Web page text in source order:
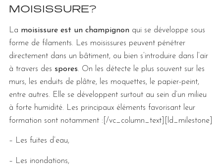
MOISISSURE?
La moisissure est un champignonqui se développe sous
forme de filaments. Les moisissures peuvent pénétrer
directement dans un bâtiment, ou bien s’introduire dans l’air
à travers des spores. On les détecte le plus souvent sur les
murs, les enduits de plâtre, les moquettes, le papier-peint,
entre autres. Elle se développent surtout au sein d’un milieu
à forte humidité. Les principaux éléments favorisant leur
formation sont notamment : [/vc_column_text][ld_milestone]
– Les fuites d’eau,
– Les inondations,